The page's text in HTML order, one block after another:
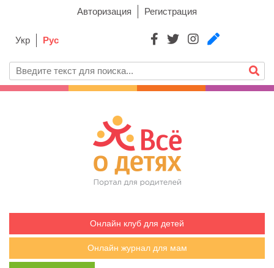
Авторизация Регистрация
Укр Рус
Онлайн клуб для детей
Онлайн журнал для мам